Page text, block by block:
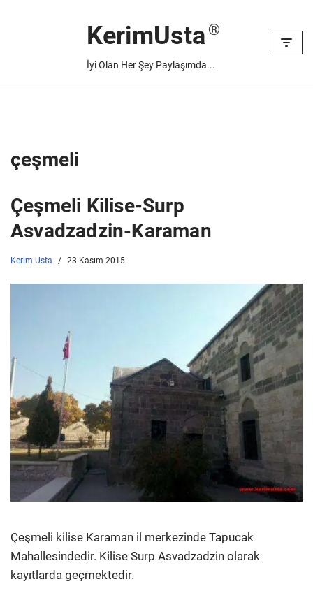
KerimUsta
İyi Olan Her Şey Paylaşımda...
çeşmeli
Çeşmeli Kilise-Surp
Asvadzadzin-Karaman
Kerim Usta 23 Kasım 2015
Çeşmeli kilise Karaman il merkezinde Tapucak
Mahallesindedir. Kilise Surp Asvadzadzin olarak
kayıtlarda geçmektedir.